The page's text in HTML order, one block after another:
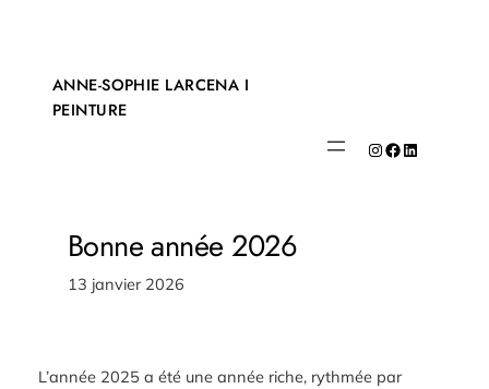
ANNE-SOPHIE LARCENA I
PEINTURE
Instagram
Facebook
LinkedIn
Bonne année 2026
13 janvier 2026
L’année 2025 a été une année riche, rythmée par